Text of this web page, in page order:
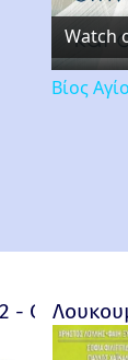
Watch
Βίος
- Qu'est-